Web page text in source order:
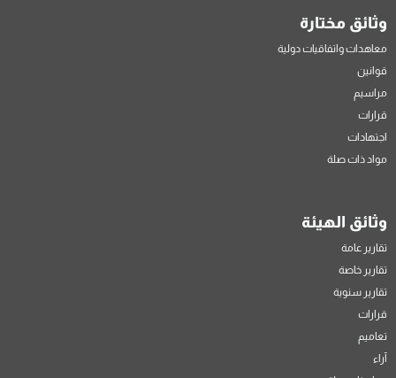
وثائق مختارة
معاهدات واتفاقيات دولية
قوانين
مراسيم
قرارات
اجتهادات
مواد ذات صلة
وثائق الهيئة
تقارير عامة
تقارير خاصة
تقارير سنوية
قرارات
تعاميم
آراء